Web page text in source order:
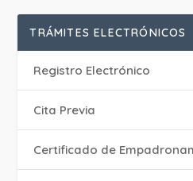
TRÁMITES ELECTRÓNICOS
Registro Electrónico
Cita Previa
Certificado de